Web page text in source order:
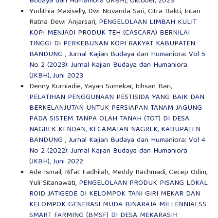
Yudithia Maxiselly, Dwi Novanda Sari, Citra Bakti, Intan
Ratna Dewi Anjarsari, PENGELOLAAN LIMBAH KULIT
KOPI MENJADI PRODUK TEH (CASCARA) BERNILAI
TINGGI DI PERKEBUNAN KOPI RAKYAT KABUPATEN
BANDUNG ,Jurnal Kajian Budaya dan Humaniora: Vol 5
No 2 (2023): Jurnal Kajian Budaya dan Humaniora
(JKBH), Juni 2023
Denny Kurniadie, Yayan Sumekar, Ichsan Bari,
PELATIHAN PENGGUNAAN PESTISIDA YANG BAIK DAN
BERKELANJUTAN UNTUK PERSIAPAN TANAM JAGUNG
PADA SISTEM TANPA OLAH TANAH (TOT) DI DESA
NAGREK KENDAN, KECAMATAN NAGREK, KABUPATEN
BANDUNG ,Jurnal Kajian Budaya dan Humaniora: Vol 4
No 2 (2022): Jurnal Kajian Budaya dan Humaniora
(JKBH), Juni 2022
Ade Ismail, Rifat Fadhilah, Meddy Rachmadi, Cecep Odim,
Yuli Sitanawati, PENGELOLAAN PRODUK PISANG LOKAL
ROID JATIGEDE DI KELOMPOK TANI GIRI MEKAR DAN
KELOMPOK GENERASI MUDA BINARAJA MILLENNIALSS
SMART FARMING (BMSF) DI DESA MEKARASIH